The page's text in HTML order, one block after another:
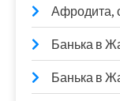
Афродита,
Банька в
Банька в